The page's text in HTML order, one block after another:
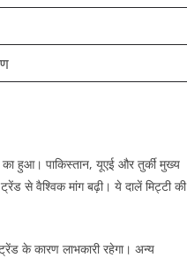
का हुआ। पाकिस्तान, यूएई और तुर्की मुख्य
से वैश्विक मांग बढ़ी। ये दालें मिट्टी की
के कारण लाभकारी रहेगा। अन्य